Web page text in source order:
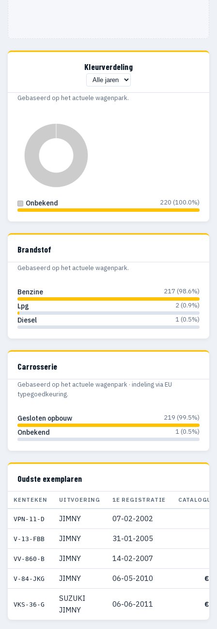
Kleurverdeling
Gebaseerd op het actuele wagenpark.
Onbekend 220 (100.0%)
Brandstof
Gebaseerd op het actuele wagenpark.
Benzine 217 (98.6%)
Lpg 2 (0.9%)
Diesel 1 (0.5%)
Carrosserie
Gebaseerd op het actuele wagenpark · indeling via EU
typegoedkeuring.
Gesloten opbouw 219 (99.5%)
Onbekend 1 (0.5%)
Oudste exemplaren
KENTEKEN UITVOERING 1E REGISTRATIE
VPN-11-D JIMNY 07-02-2002
V-13-FBB JIMNY 31-01-2005
VV-860-B JIMNY 14-02-2007
V-84-JKG JIMNY 06-05-2010 €
VKS-36-G
SUZUKI
JIMNY
06-06-2011 €